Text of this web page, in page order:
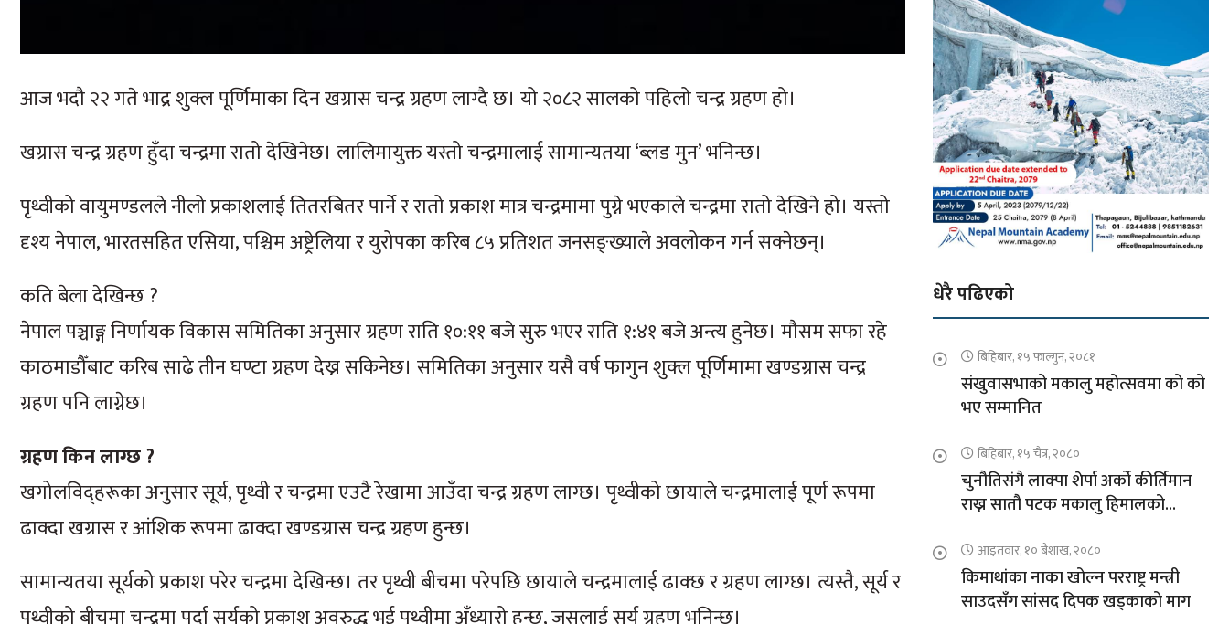
आज भदौ २२ गते भाद्र शुक्ल पूर्णिमाका दिन खग्रास चन्द्र ग्रहण लाग्दै छ। यो २०८२ सालको पहिलो चन्द्र ग्रहण हो।
खग्रास चन्द्र ग्रहण हुँदा चन्द्रमा रातो देखिनेछ। लालिमायुक्त यस्तो चन्द्रमालाई सामान्यतया ‘ब्लड मुन’ भनिन्छ।
पृथ्वीको वायुमण्डलले नीलो प्रकाशलाई तितरबितर पार्ने र रातो प्रकाश मात्र चन्द्रमामा पुग्ने भएकाले चन्द्रमा रातो देखिने हो। यस्तो
दृश्य नेपाल, भारतसहित एसिया, पश्चिम अष्ट्रेलिया र युरोपका करिब ८५ प्रतिशत जनसङ्ख्याले अवलोकन गर्न सक्नेछन्।
कति बेला देखिन्छ ?
नेपाल पञ्चाङ्ग निर्णायक विकास समितिका अनुसार ग्रहण राति १०:११ बजे सुरु भएर राति १:४१ बजे अन्त्य हुनेछ। मौसम सफा रहे
काठमाडौँबाट करिब साढे तीन घण्टा ग्रहण देख्न सकिनेछ। समितिका अनुसार यसै वर्ष फागुन शुक्ल पूर्णिमामा खण्डग्रास चन्द्र
ग्रहण पनि लाग्नेछ।
ग्रहण किन लाग्छ ?
खगोलविद्हरूका अनुसार सूर्य, पृथ्वी र चन्द्रमा एउटै रेखामा आउँदा चन्द्र ग्रहण लाग्छ। पृथ्वीको छायाले चन्द्रमालाई पूर्ण रूपमा
ढाक्दा खग्रास र आंशिक रूपमा ढाक्दा खण्डग्रास चन्द्र ग्रहण हुन्छ।
सामान्यतया सूर्यको प्रकाश परेर चन्द्रमा देखिन्छ। तर पृथ्वी बीचमा परेपछि छायाले चन्द्रमालाई ढाक्छ र ग्रहण लाग्छ। त्यस्तै, सूर्य र
धेरै पढिएको
बिहिबार, १५ फाल्गुन, २०८१
संखुवासभाको मकालु महोत्सवमा को को
भए सम्मानित
बिहिबार, १५ चैत्र, २०८०
चुनौतिसंगै लाक्पा शेर्पा अर्को कीर्तिमान
राख्न सातौ पटक मकालु हिमालको
आइतवार, १० बैशाख, २०८०
किमाथांका नाका खोल्न परराष्ट्र मन्त्री
साउदसँग सांसद दिपक खड्काको माग